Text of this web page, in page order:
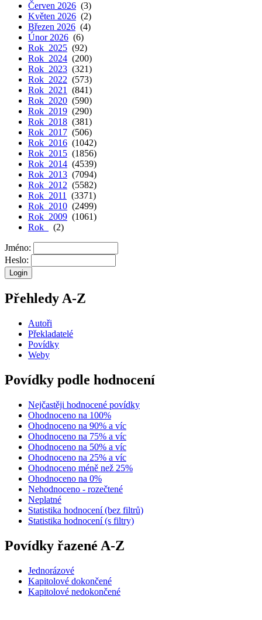
Červen 2026 (3)
Květen 2026 (2)
Březen 2026 (4)
Únor 2026 (6)
Rok 2025 (92)
Rok 2024 (200)
Rok 2023 (321)
Rok 2022 (573)
Rok 2021
(841)
Rok 2020 (590)
Rok 2019 (290)
Rok 2018 (381)
Rok 2017 (506)
Rok 2016 (1042)
Rok 2015 (1856)
Rok 2014 (4539)
Rok 2013 (7094)
Rok 2012 (5582)
Rok 2011
(3371)
Rok 2010 (2499)
Rok 2009 (1061)
Rok
(2)
Jméno:
Heslo:
Přehledy A-Z
Autoři
Překladatelé
Povídky
Weby
Povídky podle hodnocení
Nejčastěji hodnocené povídky
Ohodnoceno na 100%
Ohodnoceno na 90% a víc
Ohodnoceno na 75% a víc
Ohodnoceno na 50% a víc
Ohodnoceno na 25% a víc
Ohodnoceno méně než 25%
Ohodnoceno na 0%
Nehodnoceno - rozečtené
Neplatné
Statistika hodnocení (bez filtrů)
Statistika hodnocení (s filtry)
Povídky řazené A-Z
Jednorázové
Kapitolové dokončené
Kapitolové nedokončené